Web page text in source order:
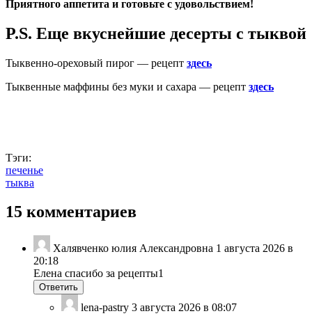
Приятного аппетита и готовьте с удовольствием!
P.S. Еще вкуснейшие десерты с тыквой
Тыквенно-ореховый пирог — рецепт здесь
Тыквенные маффины без муки и сахара — рецепт здесь
Тэги:
печенье
тыква
15 комментариев
Халявченко юлия Александровна 1 августа 2026 в
20:18
Елена спасибо за рецепты1
Ответить
lena-pastry 3 августа 2026 в 08:07